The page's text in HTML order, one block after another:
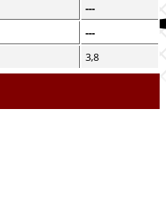
---
---
3,8